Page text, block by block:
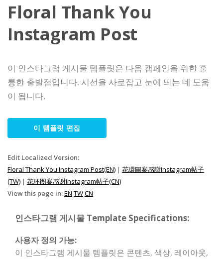
Floral Thank You
Instagram Post
이 인스타그램 게시물 템플릿은 다음 캠페인을 위한 훌
륭한 출발점입니다. 시선을 사로잡고 눈에 띄는 데 도움
이 됩니다.
이 템플릿 편집
Edit Localized Version:
Floral Thank You Instagram Post(EN) | 花環圖案感謝Instagram帖子
(TW) | 花环图案感谢Instagram帖子(CN)
View this page in:EN TWCN
인스타그램 게시물 Template Specifications:
사용자 정의 가능:
이 인스타그램 게시물 템플릿은 콘텐츠, 색상, 레이아웃,